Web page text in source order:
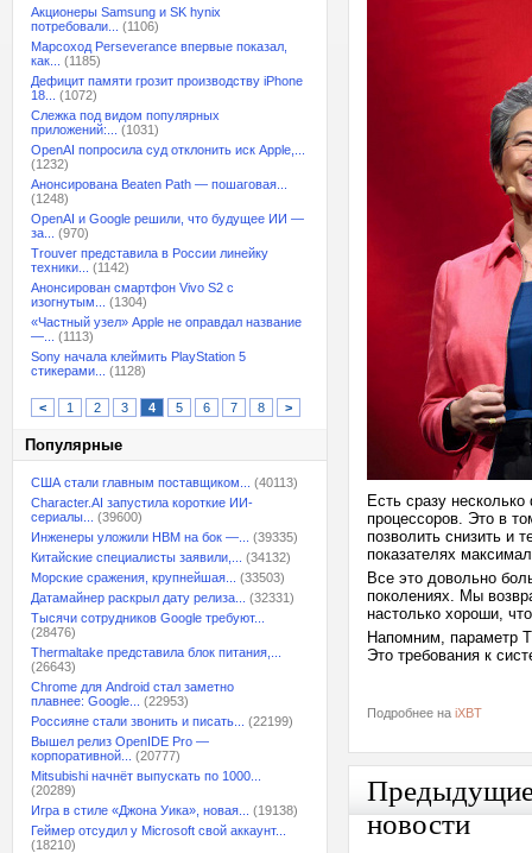
Акционеры Samsung и SK hynix
потребовали...
(1106)
Марсоход Perseverance впервые показал,
как...
(1185)
Дефицит памяти грозит производству iPhone
18...
(1072)
Слежка под видом популярных
приложений:...
(1031)
OpenAI попросила суд отклонить иск Apple,...
(1232)
Анонсирована Beaten Path — пошаговая...
(1248)
OpenAI и Google решили, что будущее ИИ —
за...
(970)
Trouver представила в России линейку
техники...
(1142)
Анонсирован смартфон Vivo S2 с
изогнутым...
(1304)
«Частный узел» Apple не оправдал название
—...
(1113)
Sony начала клеймить PlayStation 5
стикерами...
(1128)
< 1 2 3 4 5 6 7 8 >
Популярные
США стали главным поставщиком...
(40113)
Character.AI запустила короткие ИИ-
сериалы...
(39600)
Инженеры уложили HBM на бок —...
(39335)
Китайские специалисты заявили,...
(34132)
Морские сражения, крупнейшая...
(33503)
Датамайнер раскрыл дату релиза...
(32331)
Тысячи сотрудников Google требуют...
(28476)
Thermaltake представила блок питания,...
(26643)
Chrome для Android стал заметно
плавнее: Google...
(22953)
Россияне стали звонить и писать...
(22199)
Вышел релиз OpenIDE Pro —
корпоративной...
(20777)
Mitsubishi начнёт выпускать по 1000...
(20289)
Игра в стиле «Джона Уика», новая...
(19138)
Геймер отсудил у Microsoft свой аккаунт...
(18210)
Есть сразу
процессоров. Это в
позволить снизить и
показателях
Все это довольно
поколениях. Мы
настолько хороши,
Напомним, параметр
Это требования к
Подробнее на iXBT
новости